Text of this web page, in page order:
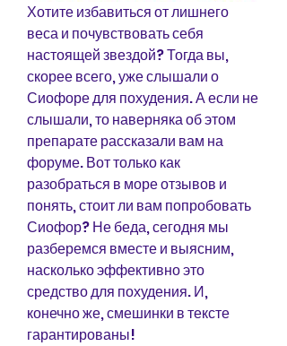
Хотите избавиться от лишнего
веса и почувствовать себя
настоящей звездой? Тогда вы,
скорее всего, уже слышали о
Сиофоре для похудения. А если не
слышали, то наверняка об этом
препарате рассказали вам на
форуме. Вот только как
разобраться в море отзывов и
понять, стоит ли вам попробовать
Сиофор? Не беда, сегодня мы
разберемся вместе и выясним,
насколько эффективно это
средство для похудения. И,
конечно же, смешинки в тексте
гарантированы!